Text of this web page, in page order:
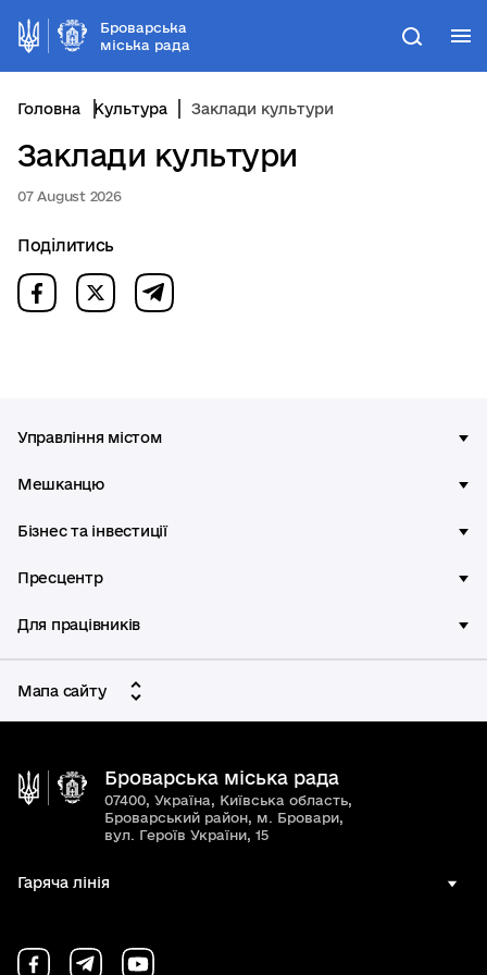
Броварська
міська рада
Пошук
Головна Культура Заклади культури
Заклади культури
07 August 2026
Поділитись
Управління містом
Мешканцю
Бізнес та інвестиції
Пресцентр
Для працівників
Мапа сайту
Броварська міська рада
07400, Україна, Київська область,
Броварський район, м. Бровари,
вул. Героїв України, 15
Гаряча лінія